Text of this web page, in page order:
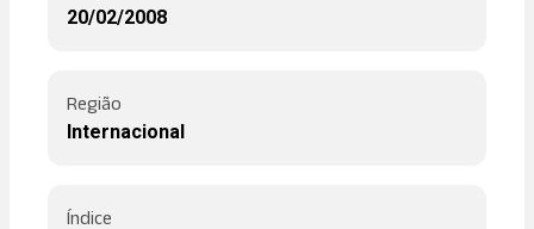
20/02/2008
Região
Internacional
Índice